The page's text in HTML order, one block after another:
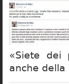
«Siete dei
anche